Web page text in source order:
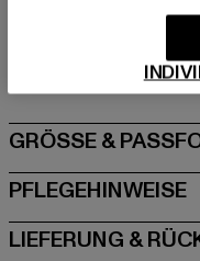
Hersteller: Brandit
Spichernstraße 6a |
GRÖSSE &
PFLEGEHINWEISE
LIEFERUNG &